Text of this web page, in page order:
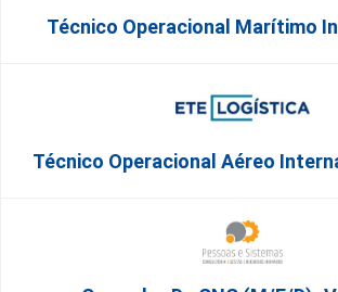
Técnico Operacional Marítimo
Técnico Operacional Aéreo